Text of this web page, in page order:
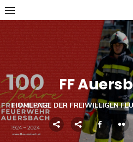
Skip
to
FF
HOMEPAGE DER FREIWILLIGEN